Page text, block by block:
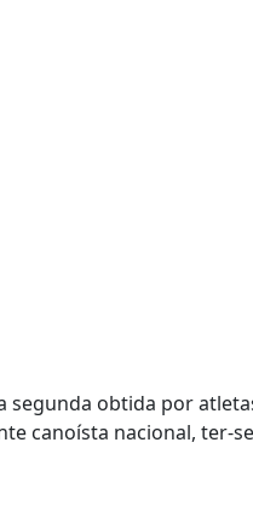
segunda obtida por
canoísta nacional, ter-